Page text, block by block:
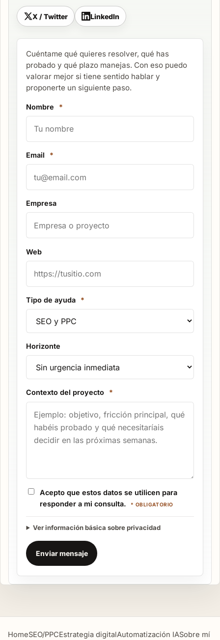
X / Twitter LinkedIn
Cuéntame qué quieres resolver, qué has
probado y qué plazo manejas. Con eso puedo
valorar mejor si tiene sentido hablar y
proponerte un siguiente paso.
Nombre *
Email *
Empresa
Web
Tipo de ayuda *
Horizonte
Contexto del proyecto *
Acepto que estos datos se utilicen para
responder a mi consulta.
* OBLIGATORIO
Ver información básica sobre privacidad
Enviar mensaje
HomeSEO/PPCEstrategia digitalAutomatización IASobre mí